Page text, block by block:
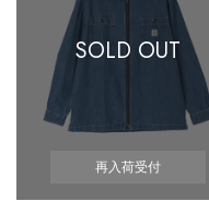
SOLD OUT
再入荷受付